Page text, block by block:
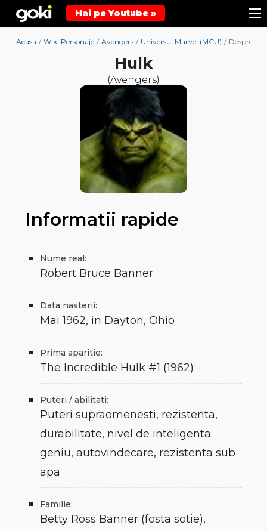
Hai pe Youtube »
Acasa / Wiki Personaje / Avengers / Universul Marvel (MCU) / Despre
Hulk
(Avengers)
Informatii rapide
Nume real:
Robert Bruce Banner
Data nasterii:
Mai 1962, in Dayton, Ohio
Prima aparitie:
The Incredible Hulk #1 (1962)
Puteri / abilitati:
Puteri supraomenesti, rezistenta,
durabilitate, nivel de inteligenta:
geniu, autovindecare, rezistenta sub
apa
Familie:
Betty Ross Banner (fosta sotie),